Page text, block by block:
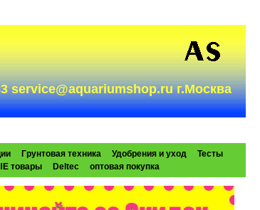
service@aquariumshop.ru г.Москва
Грунтовая техника Удобрения и уход
Тесты
товары Deltec оптовая покупка